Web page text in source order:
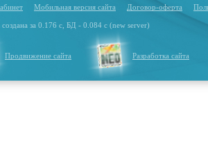
Мобильная версия сайта Договор-оферта
создана за 0.176 с, БД - 0.084 с (new server)
Продвижение сайта Разработка сайта